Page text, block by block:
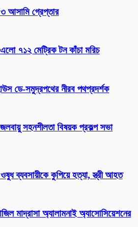
আসামি গ্রেপ্তার
৭১২ মেট্রিক টন কাঁচা মরিচ
ডে-সমুদ্রপথের নীরব পথপ্রদর্শক
সহনশীলতা বিষয়ক প্রকল্প সভা
ব্যবসায়ীকে কুপিয়ে হত্যা, স্ত্রী আহত
মাদ্রাসা অ্যালামনাই অ্যাসোসিয়েশনের